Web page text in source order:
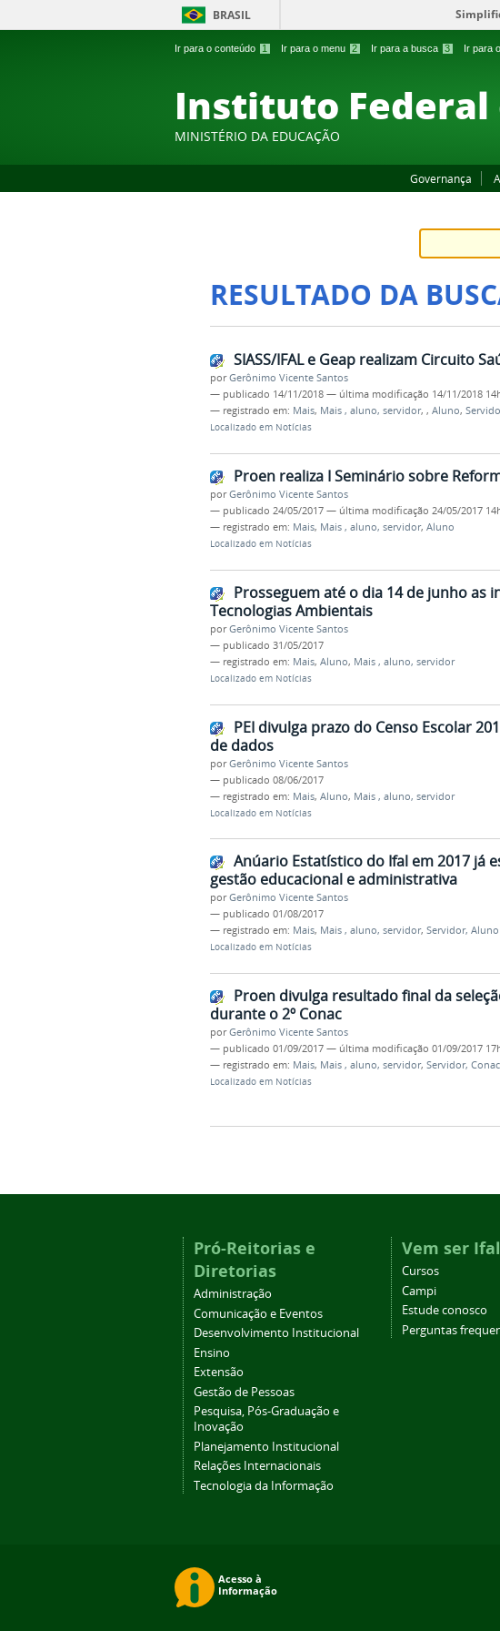
Ir para o conteúdo 1 Ir para o menu 2 Ir para a busca 3 Ir para
BRASIL
Instituto Federal
MINISTÉRIO DA EDUCAÇÃO
Governança
RESULTADO DA
SIASS/IFAL e Geap realizam Circuito
porGerônimo Vicente Santos
— publicado 14/11/2018 — última modificação 14/11/2018
— registrado em: Mais, Mais , aluno, servidor, , Aluno,
Localizado em Notícias
Proen realiza I Seminário sobre
porGerônimo Vicente Santos
— publicado 24/05/2017 — última modificação 24/05/2017
— registrado em: Mais, Mais , aluno, servidor, Aluno
Localizado em Notícias
Prosseguem até o dia 14 de junho as
Tecnologias Ambientais
porGerônimo Vicente Santos
— publicado 31/05/2017
— registrado em: Mais, Aluno, Mais , aluno, servidor
Localizado em Notícias
PEI divulga prazo do Censo Escolar
de dados
porGerônimo Vicente Santos
— publicado 08/06/2017
— registrado em: Mais, Aluno, Mais , aluno, servidor
Localizado em Notícias
Anúario Estatístico do Ifal em 2017 já
gestão educacional e administrativa
porGerônimo Vicente Santos
— publicado 01/08/2017
— registrado em: Mais, Mais , aluno, servidor, Servidor, Aluno
Localizado em Notícias
Proen divulga resultado final da
durante o 2º Conac
porGerônimo Vicente Santos
— publicado 01/09/2017 — última modificação 01/09/2017
— registrado em: Mais, Mais , aluno, servidor, Servidor, Conac
Localizado em Notícias
Pró-Reitorias e
Diretorias
Administração
Comunicação e Eventos
Desenvolvimento Institucional
Ensino
Extensão
Gestão de Pessoas
Pesquisa, Pós-Graduação e
Inovação
Planejamento Institucional
Relações Internacionais
Tecnologia da Informação
Vem ser Ifal
Cursos
Campi
Estude conosco
Perguntas